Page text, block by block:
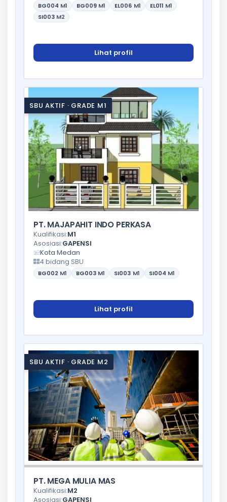
BG004 M1 BG009 M1 EL006 M1 EL011 M1
SI003 M2
Lihat profil
SBU AKTIF · GRADE M1
PT. MAJAPAHIT INDO PERKASA
Kualifikasi:M1
Asosiasi:GAPENSI
Kota Medan
4 bidang SBU
BG002 M1 BG003 M1 SI003 M1 SI004 M1
Lihat profil
SBU AKTIF · GRADE M2
PT. MEGA MULIA MAS
Kualifikasi:M2
Asosiasi:GAPENSI